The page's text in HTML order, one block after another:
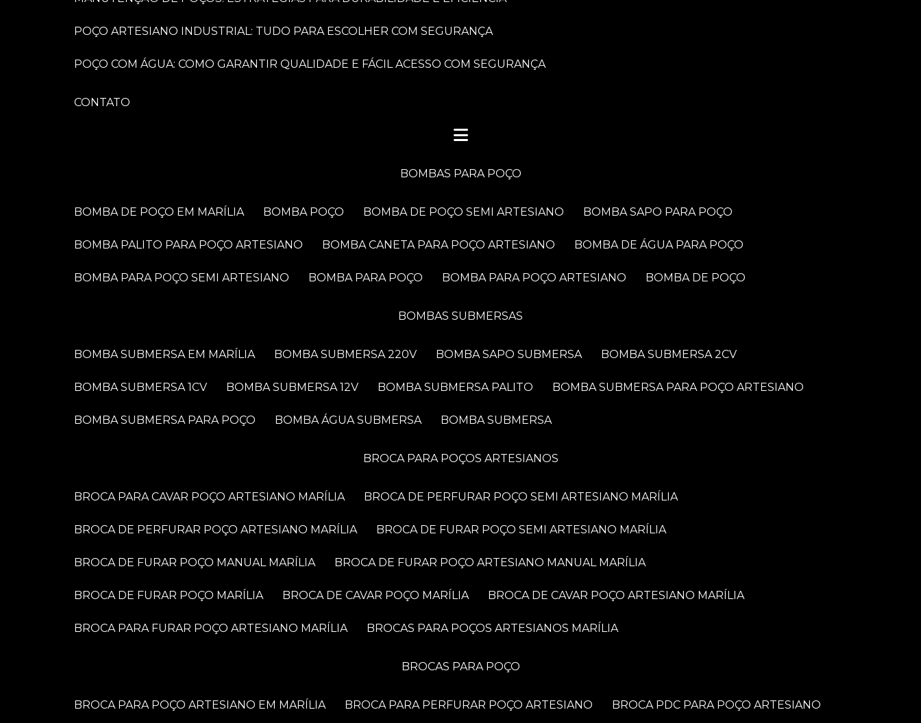
POÇO ARTESIANO INDUSTRIAL: TUDO PARA ESCOLHER COM SEGURANÇA
POÇO COM ÁGUA: COMO GARANTIR QUALIDADE E FÁCIL ACESSO COM SEGURANÇA
CONTATO
BOMBAS PARA POÇO
BOMBA DE POÇO EM MARÍLIA BOMBA POÇO BOMBA DE POÇO SEMI ARTESIANO BOMBA SAPO PARA POÇO
BOMBA PALITO PARA POÇO ARTESIANO BOMBA CANETA PARA POÇO ARTESIANO BOMBA DE ÁGUA PARA POÇO
BOMBA PARA POÇO SEMI ARTESIANO BOMBA PARA POÇO BOMBA PARA POÇO ARTESIANO BOMBA DE POÇO
BOMBAS SUBMERSAS
BOMBA SUBMERSA EM MARÍLIA BOMBA SUBMERSA 220V BOMBA SAPO SUBMERSA BOMBA SUBMERSA 2CV
BOMBA SUBMERSA 1CV BOMBA SUBMERSA 12V BOMBA SUBMERSA PALITO BOMBA SUBMERSA PARA POÇO ARTESIANO
BOMBA SUBMERSA PARA POÇO BOMBA ÁGUA SUBMERSA BOMBA SUBMERSA
BROCA PARA POÇOS ARTESIANOS
BROCA PARA CAVAR POÇO ARTESIANO MARÍLIA BROCA DE PERFURAR POÇO SEMI ARTESIANO MARÍLIA
BROCA DE PERFURAR POÇO ARTESIANO MARÍLIA BROCA DE FURAR POÇO SEMI ARTESIANO MARÍLIA
BROCA DE FURAR POÇO MANUAL MARÍLIA BROCA DE FURAR POÇO ARTESIANO MANUAL MARÍLIA
BROCA DE FURAR POÇO MARÍLIA BROCA DE CAVAR POÇO MARÍLIA BROCA DE CAVAR POÇO ARTESIANO MARÍLIA
BROCA PARA FURAR POÇO ARTESIANO MARÍLIA BROCAS PARA POÇOS ARTESIANOS MARÍLIA
BROCAS PARA POÇO
BROCA PARA POÇO ARTESIANO EM MARÍLIA BROCA PARA PERFURAR POÇO ARTESIANO BROCA PDC PARA POÇO ARTESIANO